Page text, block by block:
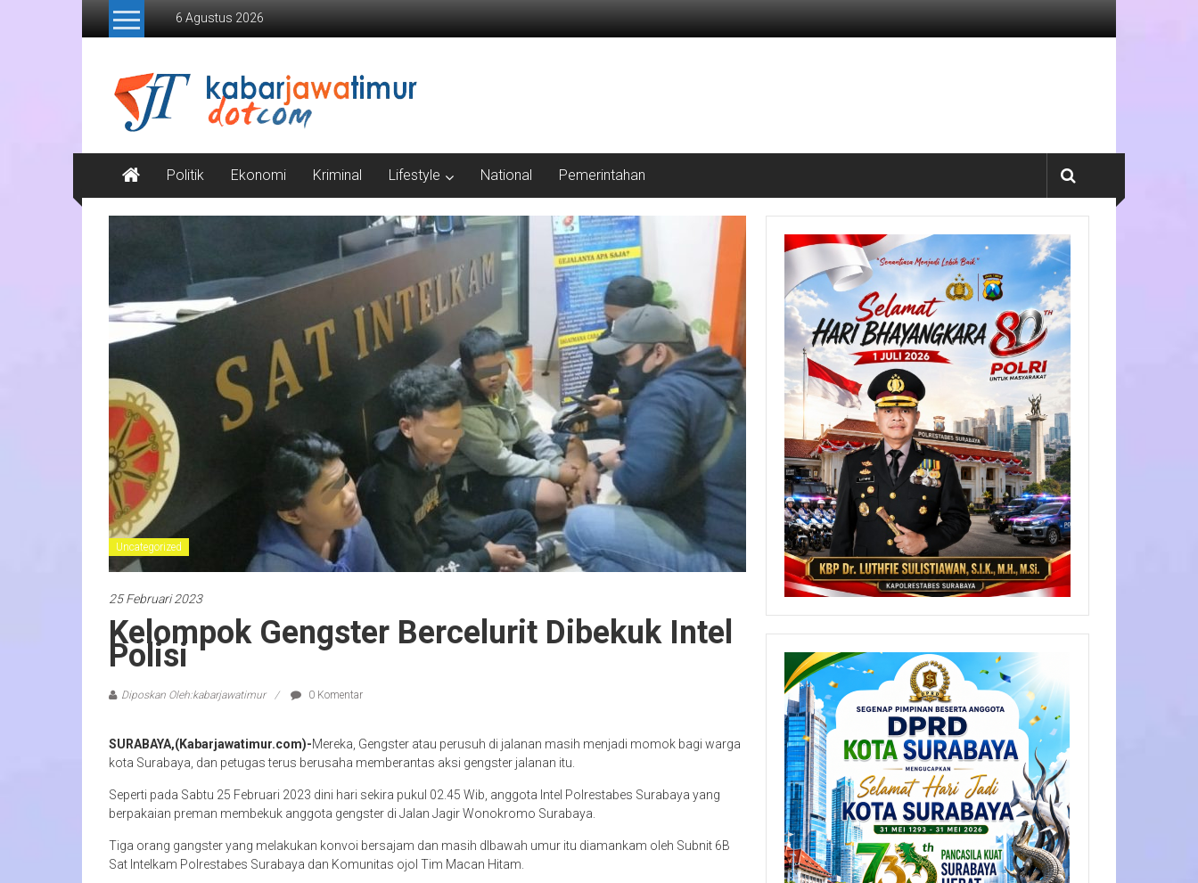
Lompat
6 Agustus 2026
Kabar
Jawa
Timur
Media
Online
Jawa
Politik Ekonomi Kriminal Lifestyle National Pemerintahan
Uncategorized
25 Februari 2023
Kelompok Gengster Bercelurit Dibekuk Intel
Polisi
Diposkan Oleh:kabarjawatimur 0 Komentar
SURABAYA,(Kabarjawatimur.com)-Mereka, Gengster atau perusuh di jalanan masih menjadi momok bagi warga
kota Surabaya, dan petugas terus berusaha memberantas aksi gengster jalanan itu.
Seperti pada Sabtu 25 Februari 2023 dini hari sekira pukul 02.45 Wib, anggota Intel Polrestabes Surabaya yang
berpakaian preman membekuk anggota gengster di Jalan Jagir Wonokromo Surabaya.
Tiga orang gangster yang melakukan konvoi bersajam dan masih dIbawah umur itu diamankam oleh Subnit 6B
Sat Intelkam Polrestabes Surabaya dan Komunitas ojol Tim Macan Hitam.